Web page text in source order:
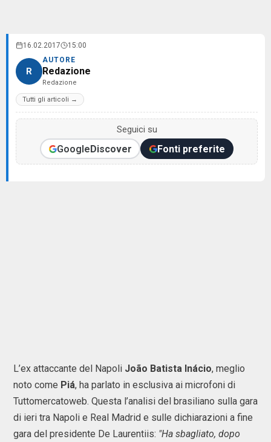
16.02.2017 15:00
R
AUTORE
Redazione
Redazione
Tutti gli articoli →
Seguici su
GoogleDiscover Fonti preferite
L’ex attaccante del Napoli João Batista Inácio, meglio
noto come Piá, ha parlato in esclusiva ai microfoni di
Tuttomercatoweb. Questa l’analisi del brasiliano sulla gara
di ieri tra Napoli e Real Madrid e sulle dichiarazioni a fine
gara del presidente De Laurentiis: "Ha sbagliato, dopo